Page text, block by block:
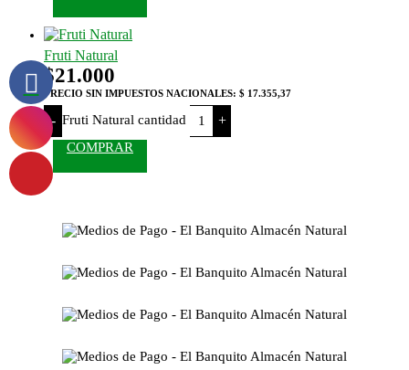
Fruti Natural
$21.000
PRECIO SIN IMPUESTOS NACIONALES: $ 17.355,37
- Fruti Natural cantidad +
COMPRAR